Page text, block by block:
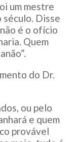
um mestre
século. Disse
é o ofício
Quem
do Dr.
ou pelo
e quem
provável